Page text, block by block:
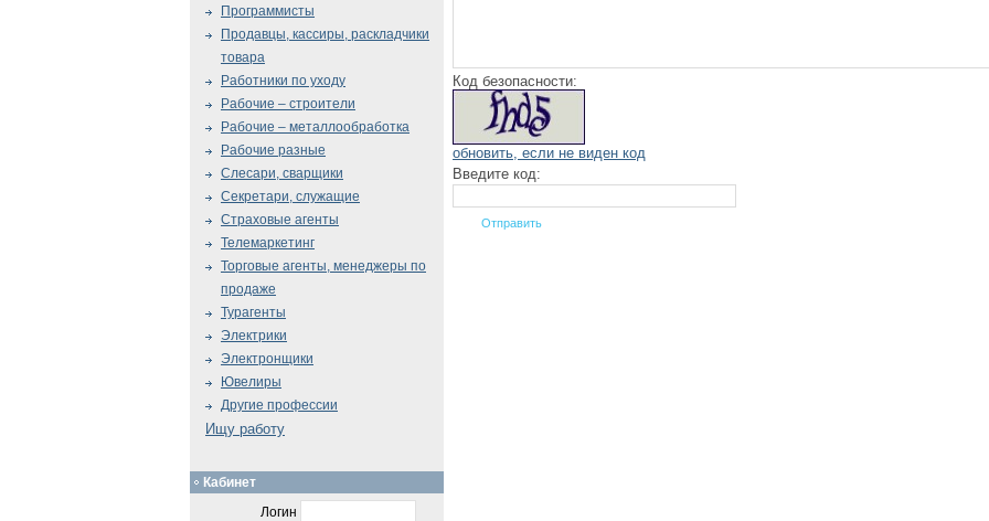
Код безопасности:
обновить, если не виден код
Введите код:
Программисты
Продавцы, кассиры, раскладчики
товара
Работники по уходу
Рабочие – строители
Рабочие – металлообработка
Рабочие разные
Слесари, сварщики
Секретари, служащие
Страховые агенты
Телемаркетинг
Торговые агенты, менеджеры по
продаже
Турагенты
Электрики
Электронщики
Ювелиры
Другие профессии
Ищу работу
Кабинет
Логин